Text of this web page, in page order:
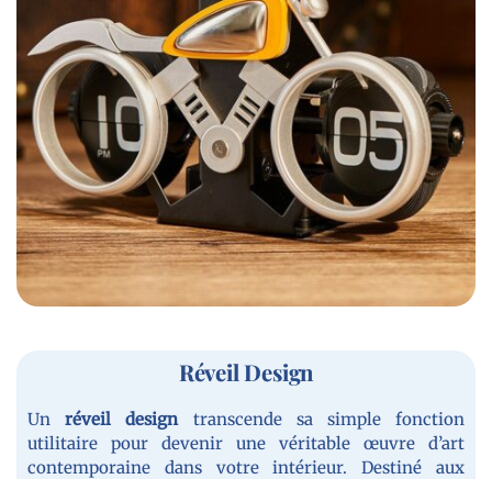
Réveil Design
Unréveil design transcende sa simple fonction
utilitaire pour devenir une véritable œuvre d’art
contemporaine dans votre intérieur. Destiné aux